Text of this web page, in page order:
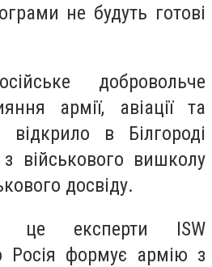
не будуть готові
добровольче
армії, авіації та
в Білгороді
військового вишколу
досвіду.
експерти ISW
Росія формує армію з